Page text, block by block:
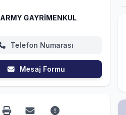
ARMY GAYRİMENKUL
Telefon Numarası
Mesaj Formu